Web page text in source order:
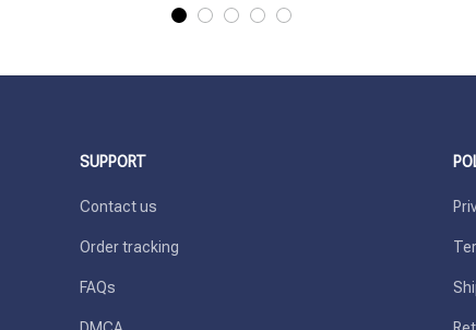
SUPPORT
Contact us
Order tracking
FAQs